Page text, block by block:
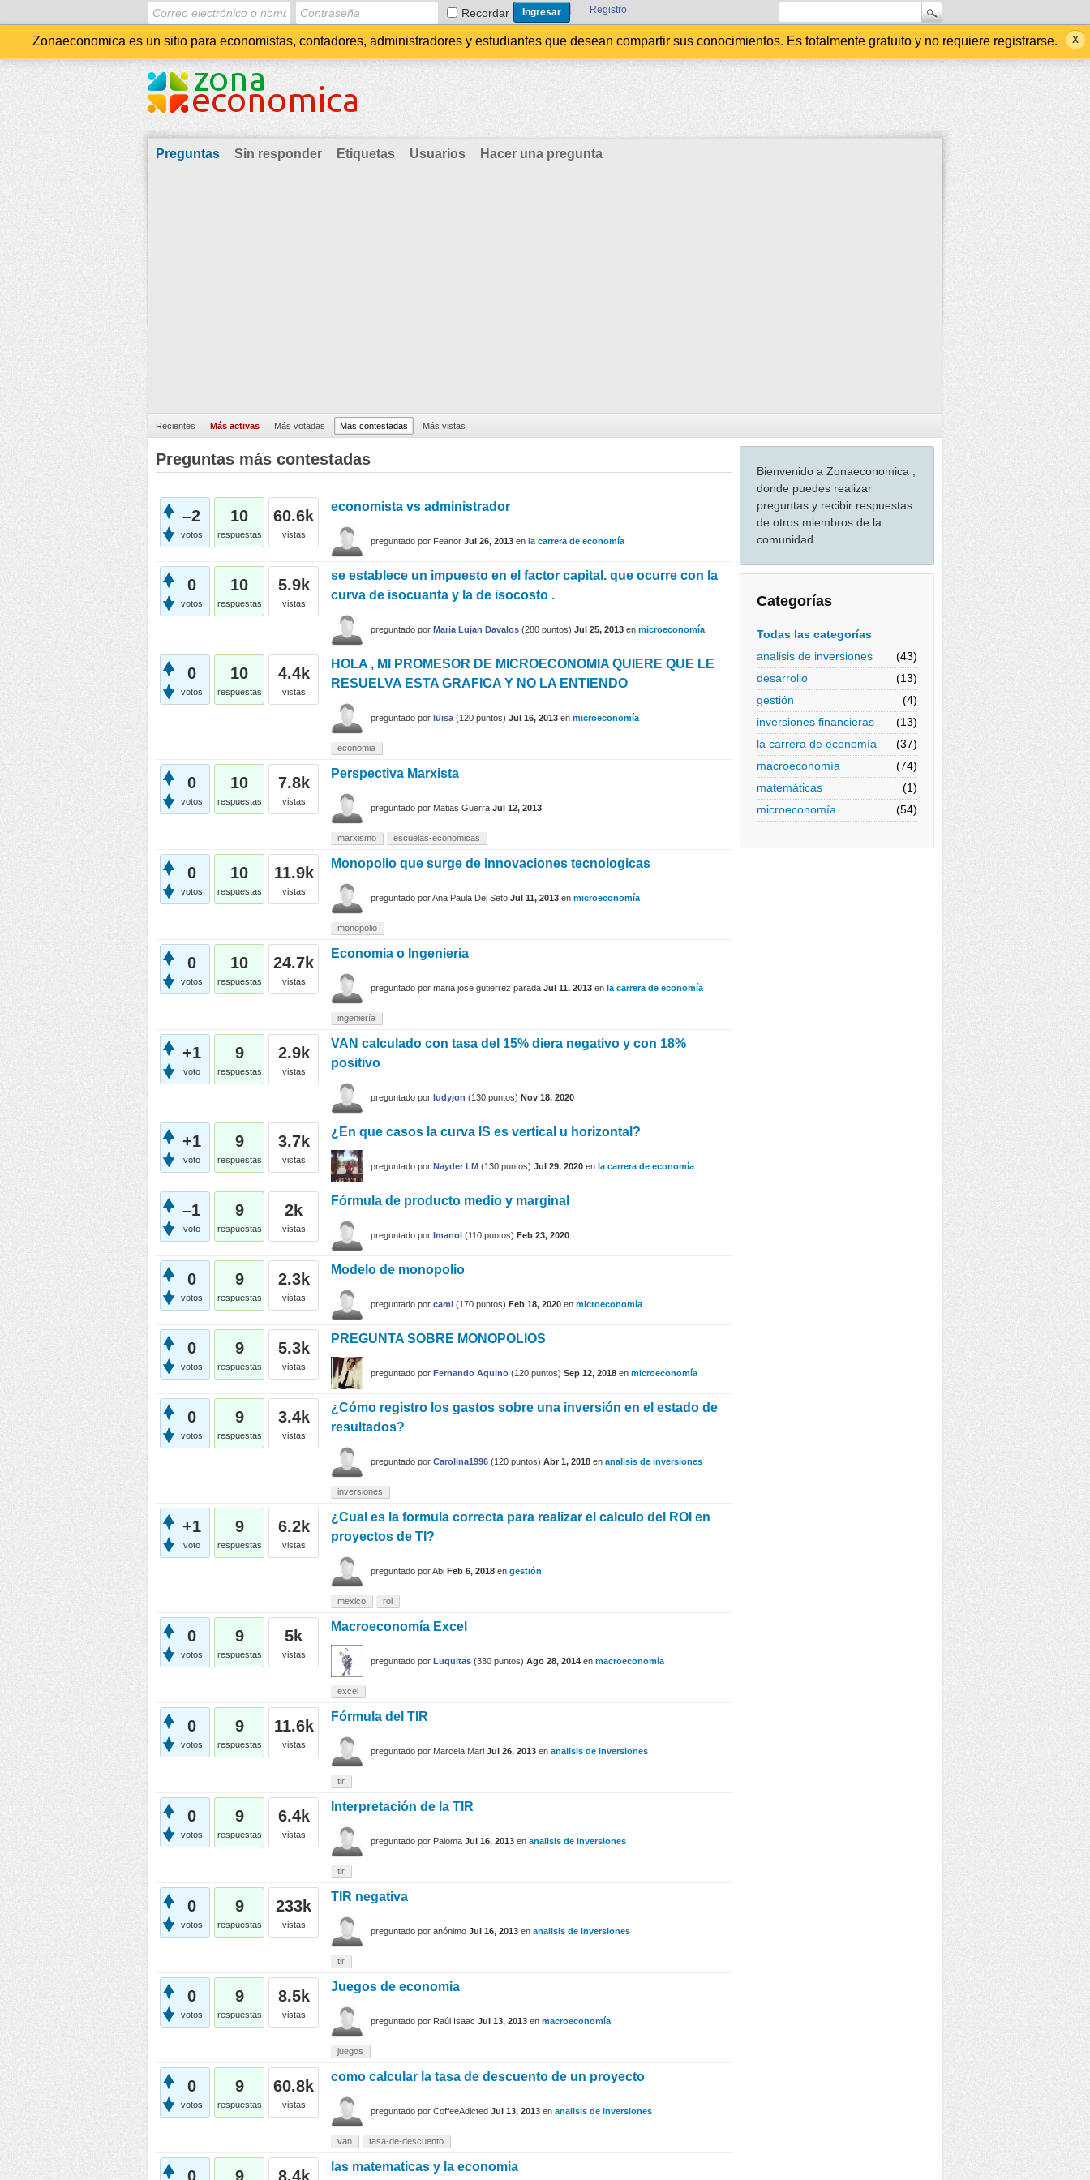
Recordar Registro
Zonaeconomica es un sitio para economistas, contadores, administradores y estudiantes que desean compartir sus conocimientos. Es totalmente gratuito y no requiere registrarse.
Preguntas Sin responder Etiquetas Usuarios Hacer una pregunta
Recientes Más activas Más votadas Más contestadas Más vistas
Bienvenido a Zonaeconomica ,
donde puedes realizar
preguntas y recibir respuestas
de otros miembros de la
comunidad.
Categorías
Todas las categorías
analisis de inversiones
(43)
desarrollo
(13)
gestión
(4)
inversiones financieras
(13)
la carrera de economía
(37)
macroeconomía
(74)
matemáticas
(1)
microeconomía
(54)
Preguntas más contestadas
–2
votos
10
respuestas
60.6k
vistas
economista vs administrador
preguntado por Feanor Jul 26, 2013 en la carrera de economía
0
votos
10
respuestas
5.9k
vistas
se establece un impuesto en el factor capital. que ocurre con la
curva de isocuanta y la de isocosto .
preguntado por Maria Lujan Davalos (280 puntos) Jul 25, 2013 en microeconomía
0
votos
10
respuestas
4.4k
vistas
HOLA , MI PROMESOR DE MICROECONOMIA QUIERE QUE LE
RESUELVA ESTA GRAFICA Y NO LA ENTIENDO
preguntado por luisa (120 puntos) Jul 16, 2013 en microeconomía
economia
0
votos
10
respuestas
7.8k
vistas
Perspectiva Marxista
preguntado por Matias Guerra Jul 12, 2013
marxismo escuelas-economicas
0
votos
10
respuestas
11.9k
vistas
Monopolio que surge de innovaciones tecnologicas
preguntado porAna Paula Del Seto Jul 11, 2013 en microeconomía
monopolio
0
votos
10
respuestas
24.7k
vistas
Economia o Ingenieria
preguntado por maria jose gutierrez parada Jul 11, 2013 en la carrera de economía
ingeniería
+1
voto
9
respuestas
2.9k
vistas
VAN calculado con tasa del 15% diera negativo y con 18%
positivo
preguntado por ludyjon (130 puntos) Nov 18, 2020
+1
voto
9
respuestas
3.7k
vistas
¿En que casos la curva IS es vertical u horizontal?
preguntado por Nayder LM (130 puntos) Jul 29, 2020 en la carrera de economía
–1
voto
9
respuestas
2k
vistas
Fórmula de producto medio y marginal
preguntado por Imanol (110 puntos) Feb 23, 2020
0
votos
9
respuestas
2.3k
vistas
Modelo de monopolio
preguntado por cami (170 puntos) Feb 18, 2020 en microeconomía
0
votos
9
respuestas
5.3k
vistas
PREGUNTA SOBRE MONOPOLIOS
preguntado por Fernando Aquino (120 puntos) Sep 12, 2018 en microeconomía
0
votos
9
respuestas
3.4k
vistas
¿Cómo registro los gastos sobre una inversión en el estado de
resultados?
preguntado por Carolina1996 (120 puntos) Abr 1, 2018 en analisis de inversiones
inversiones
+1
voto
9
respuestas
6.2k
vistas
¿Cual es la formula correcta para realizar el calculo del ROI en
proyectos de TI?
preguntado porAbi Feb 6, 2018 en gestión
mexico roi
0
votos
9
respuestas
5k
vistas
Macroeconomía Excel
preguntado por Luquitas (330 puntos) Ago 28, 2014 en macroeconomía
excel
0
votos
9
respuestas
11.6k
vistas
Fórmula del TIR
preguntado por Marcela Marl Jul 26, 2013 en analisis de inversiones
tir
0
votos
9
respuestas
6.4k
vistas
Interpretación de la TIR
preguntado por Paloma Jul 16, 2013 en analisis de inversiones
tir
0
votos
9
respuestas
233k
vistas
TIR negativa
preguntado por anónimo Jul 16, 2013 en analisis de inversiones
tir
0
votos
9
respuestas
8.5k
vistas
Juegos de economia
preguntado por Raúl Isaac Jul 13, 2013 en macroeconomía
juegos
0
votos
9
respuestas
60.8k
vistas
como calcular la tasa de descuento de un proyecto
preguntado por CoffeeAdicted Jul 13, 2013 en analisis de inversiones
van tasa-de-descuento
0 9 8.4k
las matematicas y la economia